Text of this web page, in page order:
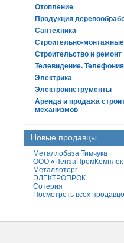
Отопление
Продукция
Сантехника
Строительно-
Строительство и ремонт
Телевидение.
Электрика
Электроинструменты
Аренда и продажа
механизмов
Новые продавцы
Металлобаза Тимчука
ООО
Металлоторг
ЭЛЕКТРОПРОК
Сотерия
Посмотреть всех